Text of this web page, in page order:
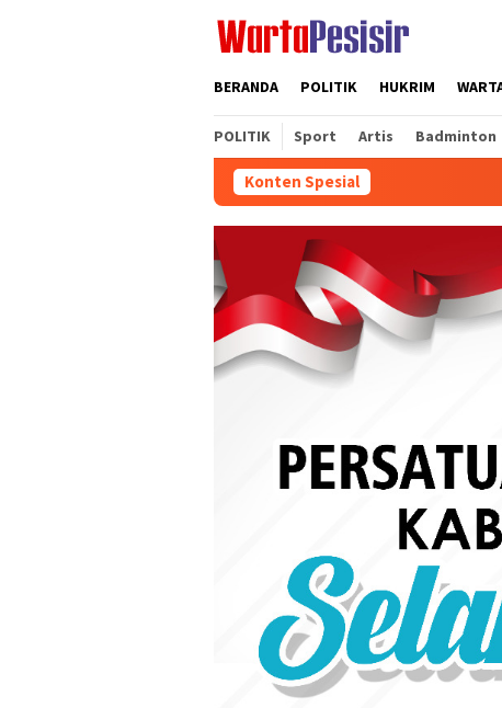
BERANDA POLITIK HUKRIM
POLITIK Sport Artis Badminton
Konten Spesial